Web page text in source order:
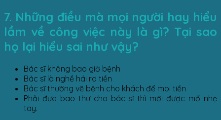
7. Những điều mà mọi người hay hiểu
lầm về công việc này là gì? Tại sao
họ lại hiểu sai như vậy?
Bác sĩ không bao giờ bệnh
Bác sĩ là nghề hái ra tiền
Bác sĩ thường vẽ bệnh cho khách để moi tiền
Phải đưa bao thư cho bác sĩ thì mới được mổ nhẹ
tay.